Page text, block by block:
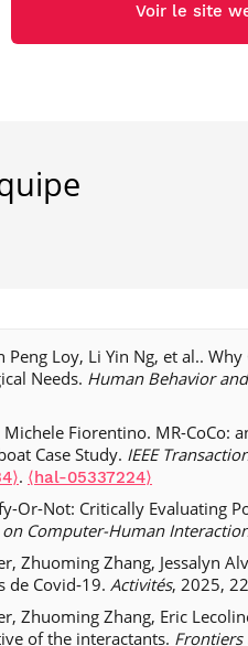
Voir le site
Peng Loy, Li Yin Ng, et al..
Needs. Human Behavior
Fiorentino. MR-CoCo:
Case Study. IEEE
. ⟨hal-05337224⟩
Or-Not: Critically Evaluating
on Computer-Human
Zhuoming Zhang, Jessalyn
Covid‑19. Activités, 2025,
Zhuoming Zhang, Eric
of the interactants. Frontiers